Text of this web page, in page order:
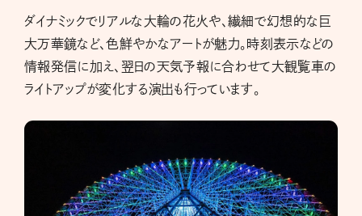
ダイナミックでリアルな大輪の花火や、繊細で幻想的な巨
大万華鏡など、色鮮やかなアートが魅力。時刻表示などの
情報発信に加え、翌日の天気予報に合わせて大観覧車の
ライトアップが変化する演出も行っています。